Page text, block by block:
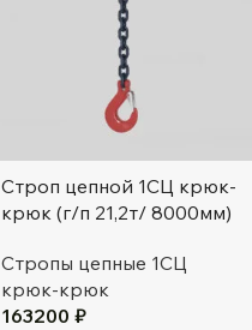
Строп цепной 1СЦ крюк-
крюк (г/п 21,2т/ 8000мм)
Стропы цепные 1СЦ
крюк-крюк
163200 ₽